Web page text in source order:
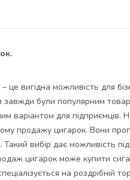
вигідна можливість для
були популярним
варіантом для підприємців.
продажу цигарок. Вони
Такий вибір дає можливість
цигарок може купити
на роздрібній